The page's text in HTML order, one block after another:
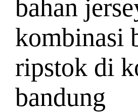
bahan
kombinasi
ripstok di
bandung